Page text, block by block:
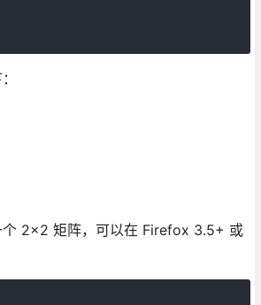
个 2×2 矩阵，可以在 Firefox 3.5+ 或